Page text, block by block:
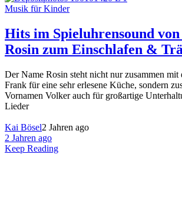
Musik für Kinder
Hits im Spieluhrensound
Rosin zum Einschlafen &
Der Name Rosin steht nicht nur zusammen mit
Frank für eine sehr erlesene Küche, sondern
Vornamen Volker auch für großartige
Lieder
Kai Bösel2 Jahren ago
2 Jahren ago
Keep Reading